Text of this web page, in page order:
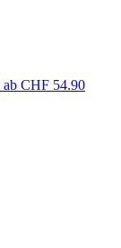
ab CHF 54.90